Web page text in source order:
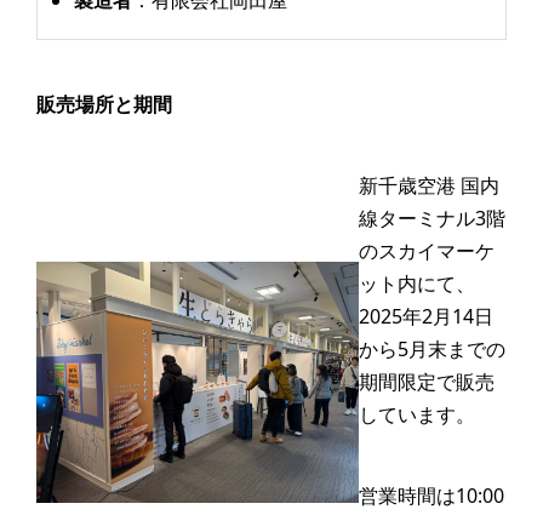
販売場所と期間
新千歳空港 国内
線ターミナル3階
のスカイマーケ
ット内にて、
2025年2月14日
から5月末までの
期間限定で販売
しています。
営業時間は10:00